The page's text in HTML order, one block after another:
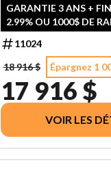
GARANTIE 3 ANS +
2.99% OU 1000$ DE
11024
18 916 $
Épargnez 1
17 916 $
VOIR LES